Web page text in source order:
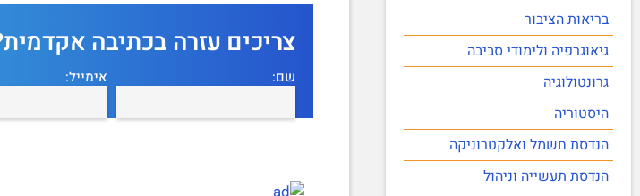
בריאות הציבור
גיאוגרפיה ולימודי סביבה
גרונטולוגיה
היסטוריה
הנדסת חשמל ואלקטרוניקה
הנדסת תעשייה וניהול
צריכים עזרה בכתיבה
שם: אימייל: